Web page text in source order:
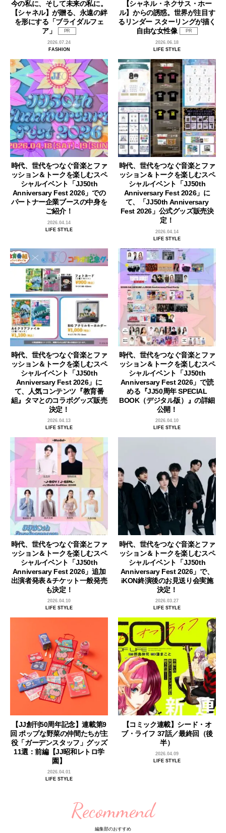
今の私に、そして未来の私に。
【シャネル】が贈る、永遠の絆
を形にする「ブライダルフェ
ア」
PR
2026.07.24
FASHION
【シャネル・ネクサス・ホー
ル】からの誘惑。世界が注目す
るリンダー スターリングが描く
自由な女性像
PR
2026.06.18
LIFE STYLE
時代、世代をつなぐ音楽とファ
ッション＆トークを楽しむスペ
シャルイベント「JJ50th
Anniversary Fest 2026」での
パートナー企業ブースの中身を
ご紹介！
2026.04.14
LIFE STYLE
時代、世代をつなぐ音楽とファ
ッション＆トークを楽しむスペ
シャルイベント「JJ50th
Anniversary Fest 2026」に
て、「JJ50th Anniversary
Fest 2026」公式グッズ販売決
定！
2026.04.14
LIFE STYLE
時代、世代をつなぐ音楽とファ
ッション＆トークを楽しむスペ
シャルイベント「JJ50th
Anniversary Fest 2026」に
て、人気コンテンツ『教育番
組』タマとのコラボグッズ販売
決定！
2026.04.13
LIFE STYLE
時代、世代をつなぐ音楽とファ
ッション＆トークを楽しむスペ
シャルイベント「JJ50th
Anniversary Fest 2026」で読
める『JJ50周年 SPECIAL
BOOK（デジタル版）』の詳細
公開！
2026.04.10
LIFE STYLE
時代、世代をつなぐ音楽とファ
ッション＆トークを楽しむスペ
シャルイベント「JJ50th
Anniversary Fest 2026」追加
出演者発表＆チケット一般発売
も決定！
2026.04.10
LIFE STYLE
時代、世代をつなぐ音楽とファ
ッション＆トークを楽しむスペ
シャルイベント「JJ50th
Anniversary Fest 2026」で、
iKON終演後のお見送り会実施
決定！
2026.03.27
LIFE STYLE
【JJ創刊50周年記念】連載第9
回 ポップな野菜の仲間たちが主
役「ガーデンスタッフ」グッズ
11選：前編【JJ昭和レトロ学
園】
2026.04.01
LIFE STYLE
【コミック連載】シード・オ
ブ・ライフ 37話／最終回（後
半）
2026.04.09
LIFE STYLE
Recommend
編集部のおすすめ